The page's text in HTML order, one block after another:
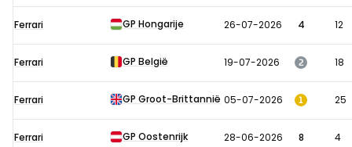
Leclerc
F1-
uitslagen
2026
Ferrari GP Hongarije 26-07-2026 4 12
Ferrari GP België 19-07-2026 2 18
Ferrari GP Groot-Brittannië 05-07-2026 1 25
Ferrari GP Oostenrijk 28-06-2026 8 4